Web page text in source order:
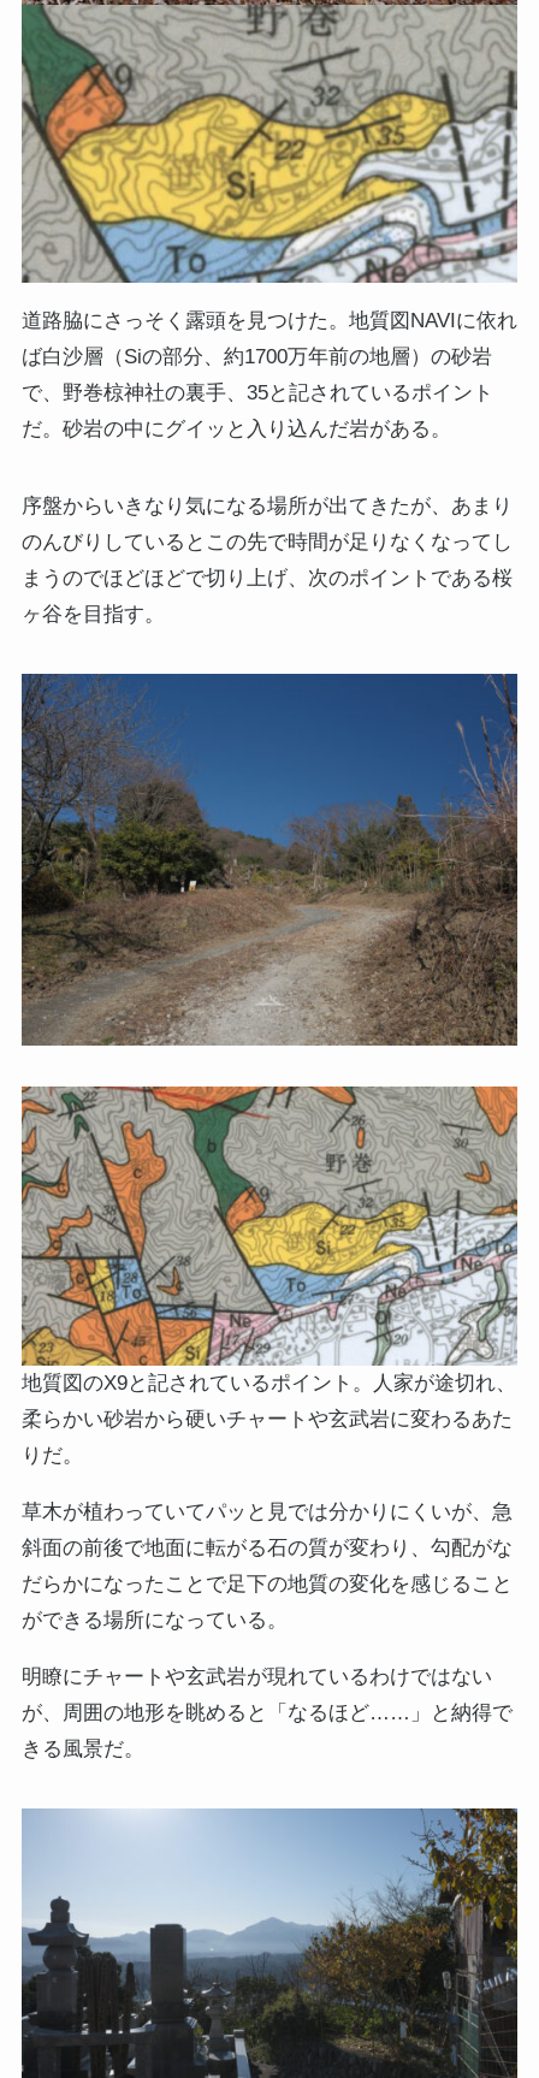
道路脇にさっそく露頭を見つけた。地質図NAVIに依れ
ば白沙層（Siの部分、約1700万年前の地層）の砂岩
で、野巻椋神社の裏手、35と記されているポイント
だ。砂岩の中にグイッと入り込んだ岩がある。
序盤からいきなり気になる場所が出てきたが、あまり
のんびりしているとこの先で時間が足りなくなってし
まうのでほどほどで切り上げ、次のポイントである桜
ヶ谷を目指す。
地質図のX9と記されているポイント。人家が途切れ、
柔らかい砂岩から硬いチャートや玄武岩に変わるあた
りだ。
草木が植わっていてパッと見では分かりにくいが、急
斜面の前後で地面に転がる石の質が変わり、勾配がな
だらかになったことで足下の地質の変化を感じること
ができる場所になっている。
明瞭にチャートや玄武岩が現れているわけではない
が、周囲の地形を眺めると「なるほど……」と納得で
きる風景だ。